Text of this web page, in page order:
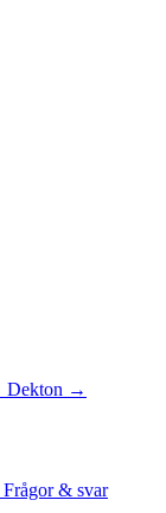
Dekton →
Frågor & svar